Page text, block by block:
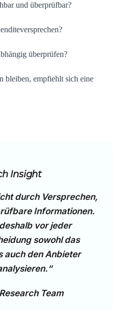
und überprüfbar?
überprüfen?
bleiben, empfiehlt sich eine
Insight
durch Versprechen,
Informationen.
vor jeder
sowohl das
auch den Anbieter
Team